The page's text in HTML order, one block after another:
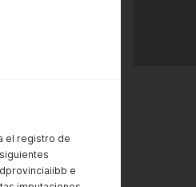
el registro de
e